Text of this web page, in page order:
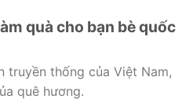
quà cho bạn bè quốc
truyền thống của Việt Nam,
quê hương.